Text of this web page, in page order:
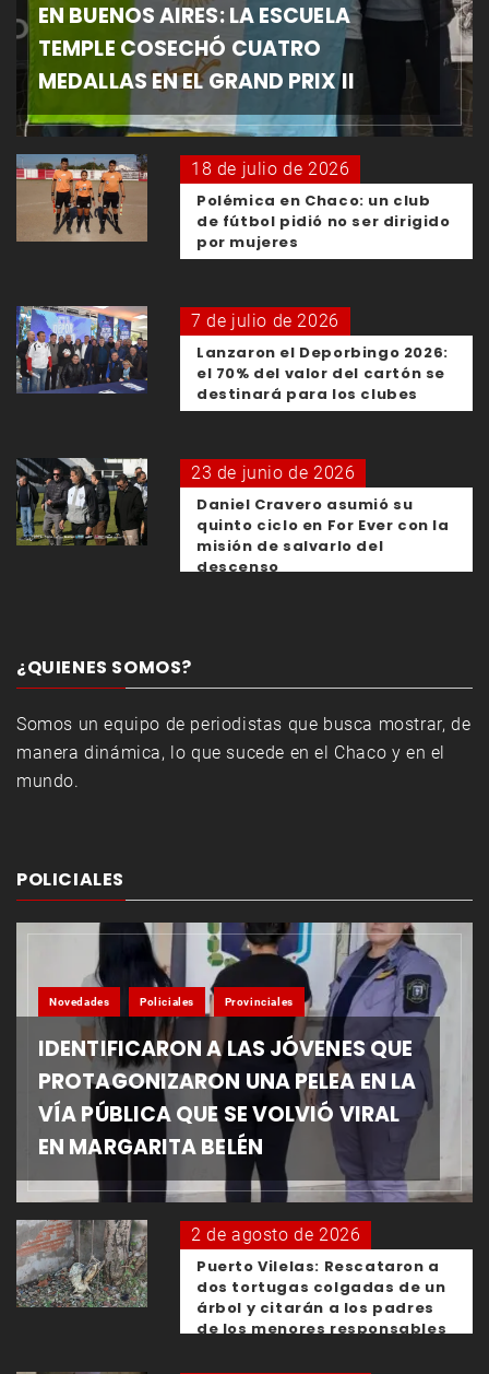
EN BUENOS AIRES: LA ESCUELA
TEMPLE COSECHÓ CUATRO
MEDALLAS EN EL GRAND PRIX II
18 de julio de 2026
Polémica en Chaco: un club
de fútbol pidió no ser dirigido
por mujeres
7 de julio de 2026
Lanzaron el Deporbingo 2026:
el 70% del valor del cartón se
destinará para los clubes
23 de junio de 2026
Daniel Cravero asumió su
quinto ciclo en For Ever con la
misión de salvarlo del
descenso
¿QUIENES SOMOS?
Somos un equipo de periodistas que busca mostrar, de
manera dinámica, lo que sucede en el Chaco y en el
mundo.
POLICIALES
Novedades Policiales Provinciales
IDENTIFICARON A LAS JÓVENES QUE
PROTAGONIZARON UNA PELEA EN LA
VÍA PÚBLICA QUE SE VOLVIÓ VIRAL
EN MARGARITA BELÉN
2 de agosto de 2026
Puerto Vilelas: Rescataron a
dos tortugas colgadas de un
árbol y citarán a los padres
de los menores responsables